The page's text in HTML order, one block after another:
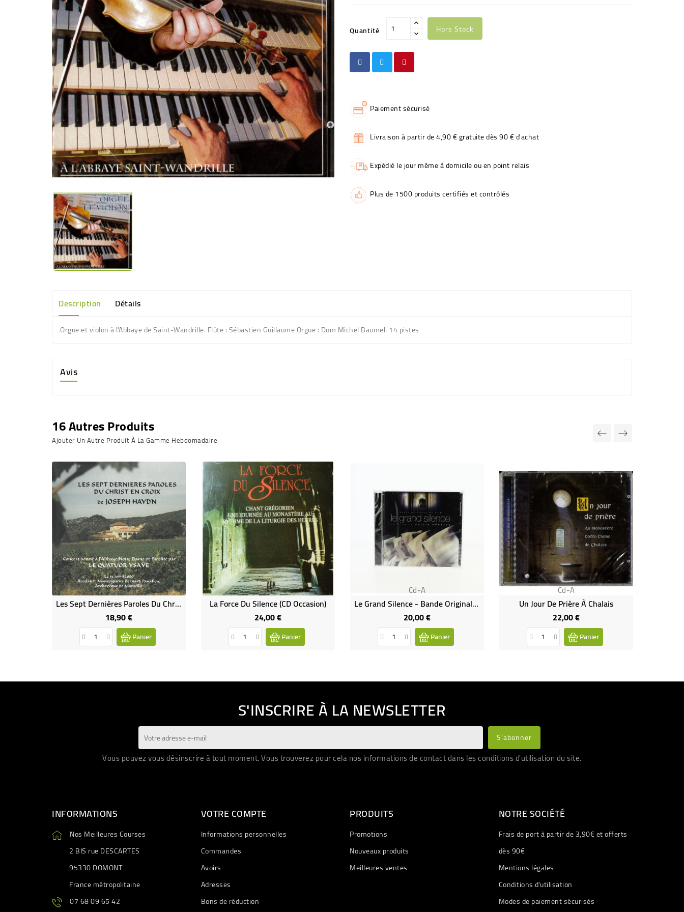
Quantité Hors Stock
Paiement sécurisé
Livraison à partir de 4,90 € gratuite dès 90 € d'achat
Expédié le jour même à domicile ou en point relais
Plus de 1500 produits certifiés et contrôlés
Description Détails
Orgue et violon à l'Abbaye de Saint-Wandrille. Flûte : Sébastien Guillaume Orgue : Dom Michel Baumel. 14 pistes
Avis
16 Autres Produits
Ajouter Un Autre Produit À La Gamme Hebdomadaire
Cd-A
Les Sept Dernières Paroles Du Christ En Croix De Joseph Haydn (CD)
18,90 €Prix
Panier
Cd-A
La Force Du Silence (CD Occasion)
24,00 €Prix
Panier
Cd-A
Le Grand Silence - Bande Originale Du Film
20,00 €Prix
Panier
Cd-A
Un Jour De Prière À Chalais
22,00 €Prix
Panier
S'INSCRIRE À LA NEWSLETTER
Vous pouvez vous désinscrire à tout moment. Vous trouverez pour cela nos informations de contact dans les conditions d'utilisation du site.
INFORMATIONS
Nos Meilleures Courses
2 BIS rue DESCARTES
95330 DOMONT
France métropolitaine
07 68 09 65 42
VOTRE COMPTE
Informations personnelles
Commandes
Avoirs
Adresses
Bons de réduction
PRODUITS
Promotions
Nouveaux produits
Meilleures ventes
NOTRE SOCIÉTÉ
Frais de port à partir de 3,90€ et offerts
dès 90€
Mentions légales
Conditions d'utilisation
Modes de paiement sécurisés